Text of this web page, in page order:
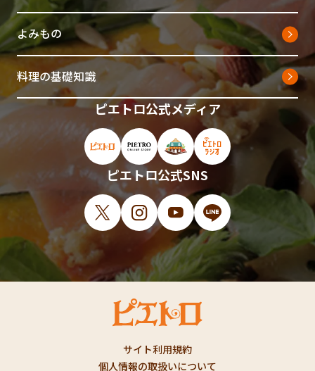
よみもの
料理の基礎知識
ピエトロ公式メディア
ピエトロ公式サイト（新しいウィンドウで
ピエトロオンラインストア（新しい
ピエトロホームタウン（新
ピエトロラジオ（新
ピエトロ公式SNS
X（新しいウィンドウで開きます）
Instagram（新しいウィンドウで開
YouTube（新しいウィンド
LINE（新しいウィン
サイト利用規約
個人情報の取扱いについて